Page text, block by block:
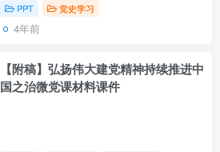
PPT 党史学习
4年前
【附稿】弘扬伟大建党精神持续推进中
国之治微党课材料课件